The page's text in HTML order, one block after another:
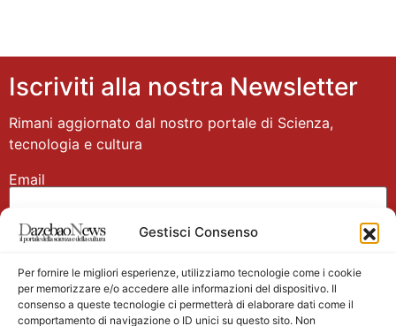
Gestisci Consenso
Per fornire le migliori esperienze, utilizziamo tecnologie come i cookie
per memorizzare e/o accedere alle informazioni del dispositivo. Il
consenso a queste tecnologie ci permetterà di elaborare dati come il
comportamento di navigazione o ID unici su questo sito. Non
Iscriviti alla nostra Newsletter
Rimani aggiornato dal nostro portale di Scienza,
tecnologia e cultura
Email
Nome